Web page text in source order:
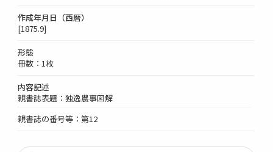
作成年月日（西暦）
[1875.9]
形態
冊数：1枚
内容記述
親書誌表題：独逸農事図解
親書誌の番号等：第12